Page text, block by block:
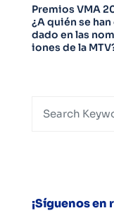
Premios VMA
¿A quién se
dado en las
iones de la
¡Síguenos en